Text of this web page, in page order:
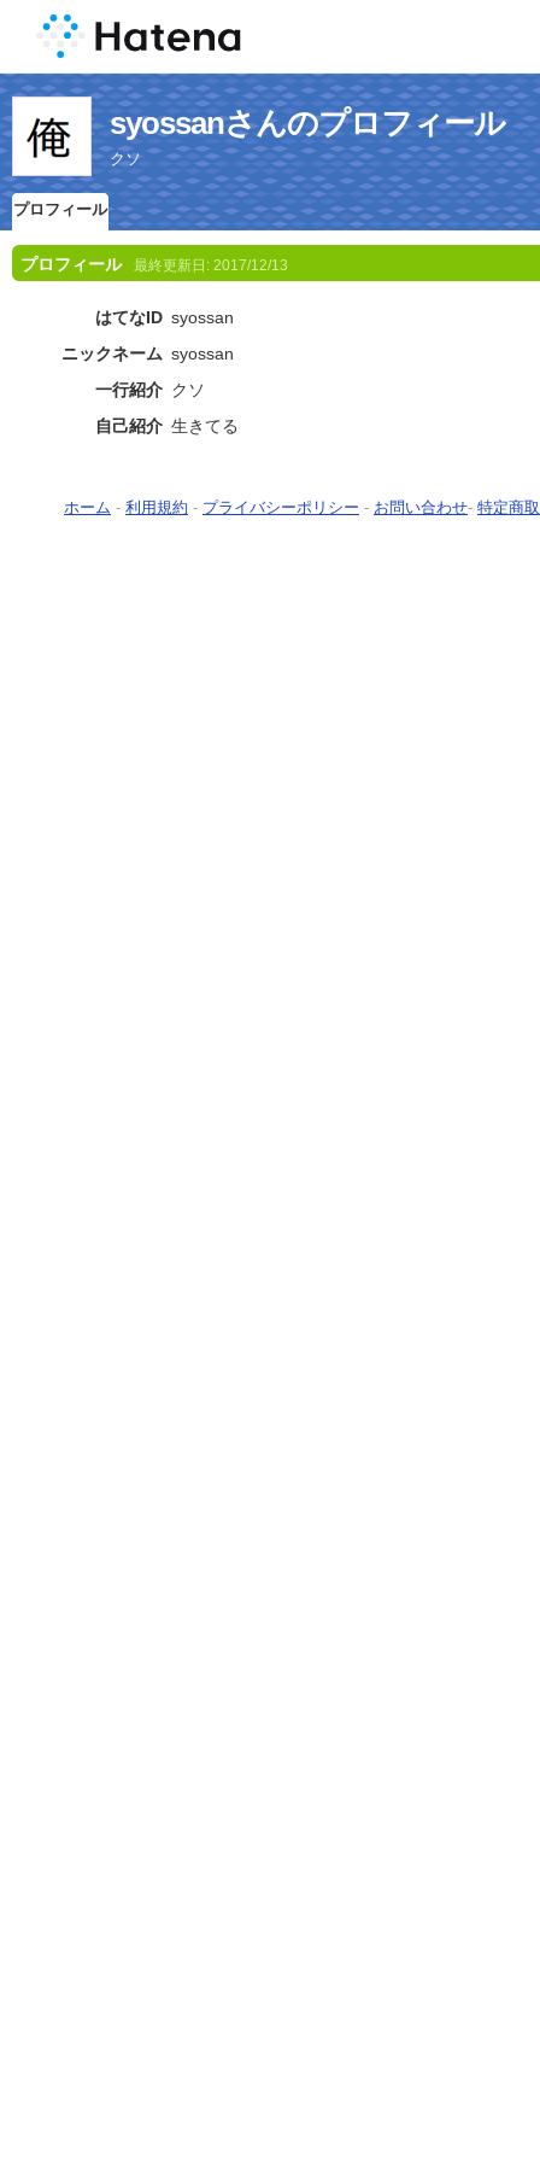
syossanさんのプロフィール
クソ
プロフィール
プロフィール 最終更新日: 2017/12/13
はてなID syossan
ニックネーム syossan
一行紹介 クソ
自己紹介 生きてる
ホーム - 利用規約 - プライバシーポリシー - お問い合わせ- 特定商